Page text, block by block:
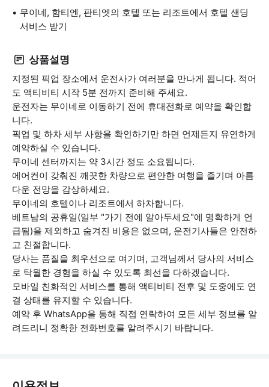
무이네, 함티엔, 판티엣의 호텔 또는 리조트에서 호텔 샌딩
서비스 받기
상품설명
지정된 픽업 장소에서 운전사가 여러분을 만나게 됩니다. 적어
도 액티비티 시작 5분 전까지 준비해 주세요.
운전자는 무이네로 이동하기 전에 휴대전화로 예약을 확인합
니다.
픽업 및 하차 세부 사항을 확인하기만 하면 언제든지 유연하게
예약하실 수 있습니다.
무이네 센터까지는 약 3시간 정도 소요됩니다.
에어컨이 갖춰진 깨끗한 차량으로 편안한 여행을 즐기며 아름
다운 전망을 감상하세요.
무이네의 호텔이나 리조트에서 하차합니다.
베트남의 공휴일(일부 "가기 전에 알아두세요"에 명확하게 언
급됨)을 제외하고 숨겨진 비용은 없으며, 운전기사들은 안전하
고 친절합니다.
당사는 품질을 최우선으로 여기며, 고객님께서 당사의 서비스
로 탁월한 경험을 하실 수 있도록 최선을 다하겠습니다.
모바일 친화적인 서비스를 통해 액티비티 전후 및 도중에도 연
결 상태를 유지할 수 있습니다.
예약 후 WhatsApp을 통해 직접 연락하여 모든 세부 정보를 알
려드리니 정확한 전화번호를 알려주시기 바랍니다.